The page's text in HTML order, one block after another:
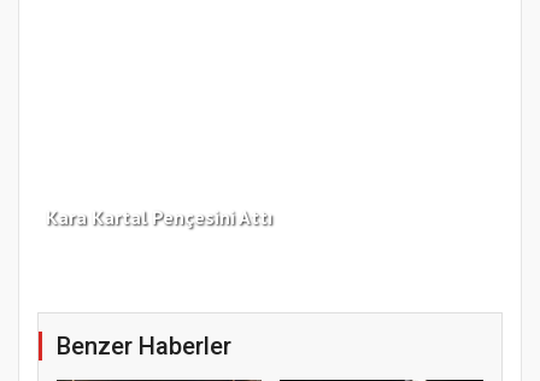
Kara Kartal Pençesini Attı
Benzer Haberler